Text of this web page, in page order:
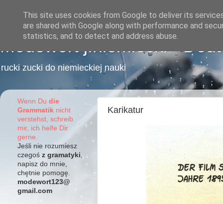
Modewort j.niemiecki -
rucki zucki do niemieckiej nauki
Karikatur
Wenn Du die
Grammatik nicht
verstehst, schreib
mir, ich helfe Dir
gerne.
Jeśli nie rozumiesz
czegoś z gramatyki
napisz do mnie,
chętnie pomogę.
modewort123@
gmail.com
This site uses cookies from Google to deliver its
are shared with Google along with performance and
statistics, and to detect and address abuse.